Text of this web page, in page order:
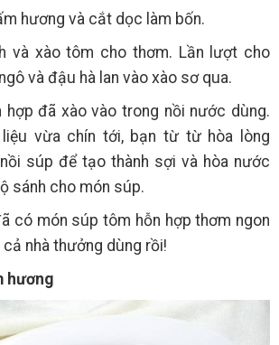
hương và cắt dọc làm bốn.
và xào tôm cho thơm. Lần lượt cho
và đậu hà lan vào xào sơ qua.
hợp đã xào vào trong nồi nước dùng.
liệu vừa chín tới, bạn từ từ hòa lòng
súp để tạo thành sợi và hòa nước
sánh cho món súp.
có món súp tôm hỗn hợp thơm ngon
nhà thưởng dùng rồi!
hương